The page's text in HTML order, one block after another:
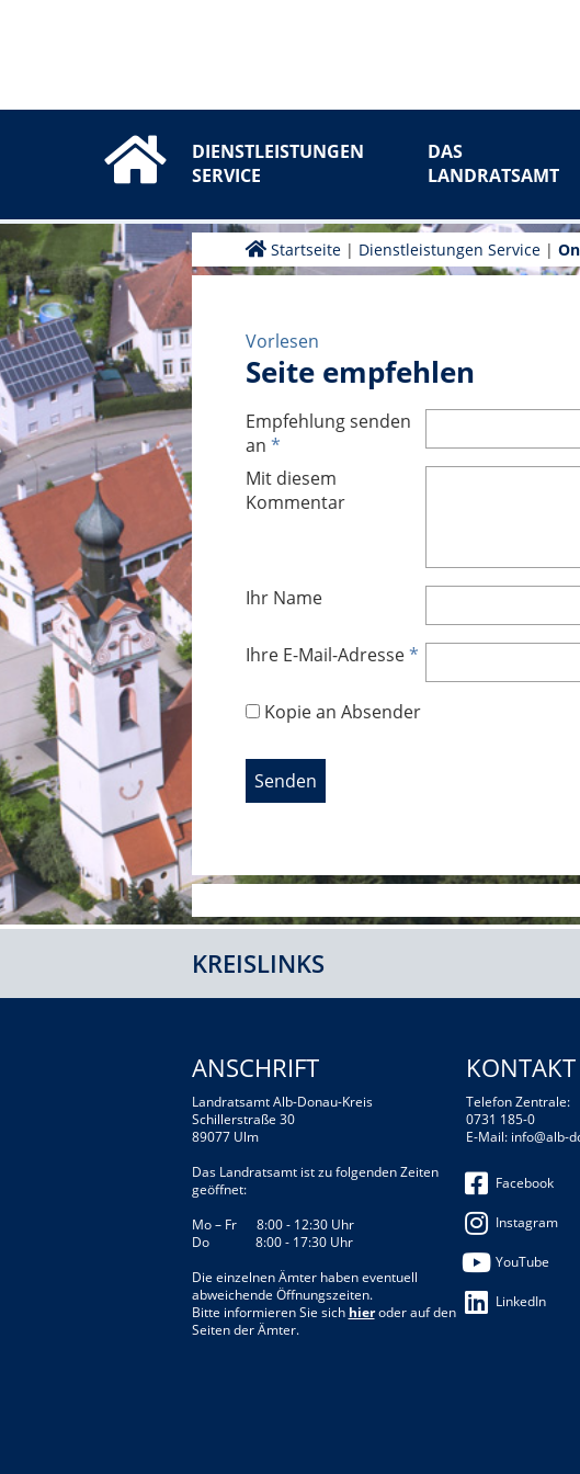
DIENSTLEISTUNGEN
SERVICE
DAS
LANDRATSAMT
Startseite | Dienstleistungen Service |
Vorlesen
Seite empfehlen
Empfehlung senden
an *
Mit diesem
Kommentar
Ihr Name
Ihre E-Mail-Adresse*
Kopie an Absender
KREISLINKS
ANSCHRIFT
Landratsamt Alb-Donau-Kreis
Schillerstraße 30
89077 Ulm
Das Landratsamt ist zu folgenden Zeiten
geöffnet:
Mo – Fr 8:00 - 12:30 Uhr
Do 8:00 - 17:30 Uhr
Die einzelnen Ämter haben eventuell
abweichende Öffnungszeiten.
Bitte informieren Sie sich hieroder auf den
Seiten der Ämter.
KONTAKT
Telefon Zentrale:
0731 185-0
E-Mail: info@alb-
Facebook
Instagram
YouTube
LinkedIn